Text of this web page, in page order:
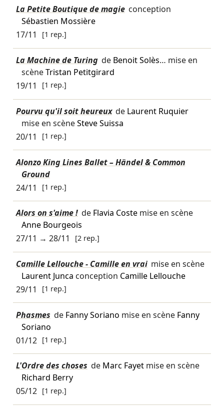
La Petite Boutique de magie conception
Sébastien Mossière
17/11
[1 rep.]
La Machine de Turing de Benoit Solès… mise en
scèneTristan Petitgirard
19/11
[1 rep.]
Pourvu qu'il soit heureux de Laurent Ruquier
mise en scèneSteve Suissa
20/11
[1 rep.]
Alonzo King Lines Ballet – Händel & Common
Ground
24/11
[1 rep.]
Alors on s'aime ! de Flavia Costemise en scène
Anne Bourgeois
27/11 → 28/11 [2 rep.]
Camille Lellouche - Camille en vrai mise en scène
Laurent Junca conception Camille Lellouche
29/11
[1 rep.]
Phasmes de Fanny Soriano mise en scène Fanny
Soriano
01/12 [1 rep.]
L'Ordre des choses de Marc Fayetmise en scène
Richard Berry
05/12 [1 rep.]